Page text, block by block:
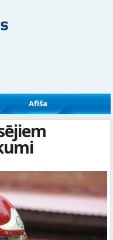
Afiša